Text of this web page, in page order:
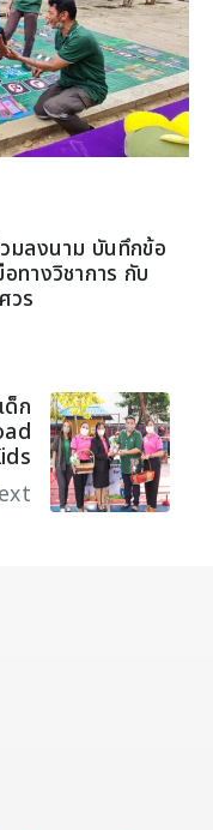
มลงนาม บันทึกข้อ
ทางวิชาการ กับ
วร
ด็ก